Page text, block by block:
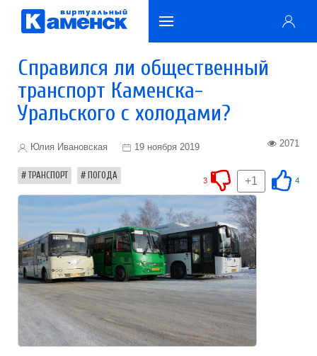
Справился ли общественный
транспорт Каменска-
Уральского с холодами?
Юлия Ивановская 19 ноября 2019 2071
ТРАНСПОРТ ПОГОДА 4
+1
3